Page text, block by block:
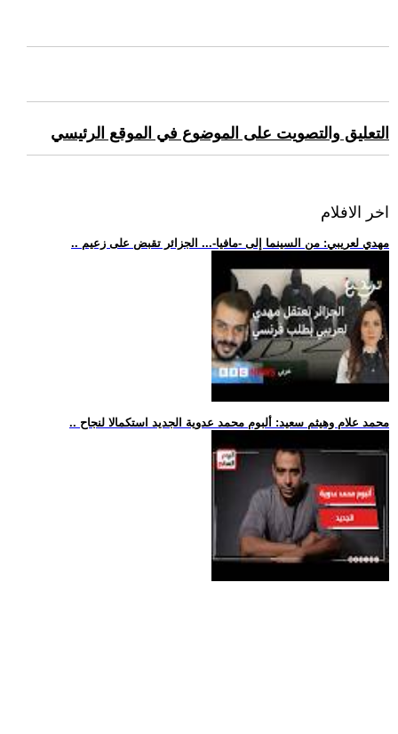
التعليق والتصويت على الموضوع في الموقع الرئيسي
اخر الافلام
.. مهدي لعريبي: من السينما إلى -مافيا-... الجزائر تقبض على زعيم
.. محمد علام وهيثم سعيد: ألبوم محمد عدوية الجديد استكمالا لنجاح